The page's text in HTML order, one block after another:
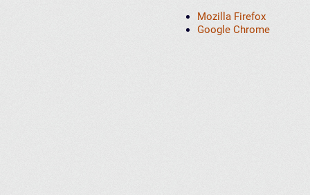
Mozilla Firefox
Google Chrome